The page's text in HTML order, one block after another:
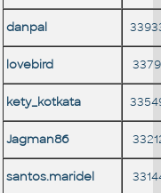
danpal
lovebird
kety_kotkata
Jagman86
santos.maridel